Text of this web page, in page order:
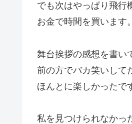
でも次はやっぱり飛行
お金で時間を買います。
舞台挨拶の感想を書い
前の方でバカ笑いして
ほんとに楽しかったで
私を見つけられなかっ